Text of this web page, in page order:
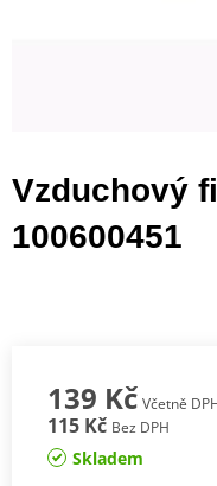
Vzduchový
100600451
139 Kč Včetně
115 Kč Bez DPH
Skladem